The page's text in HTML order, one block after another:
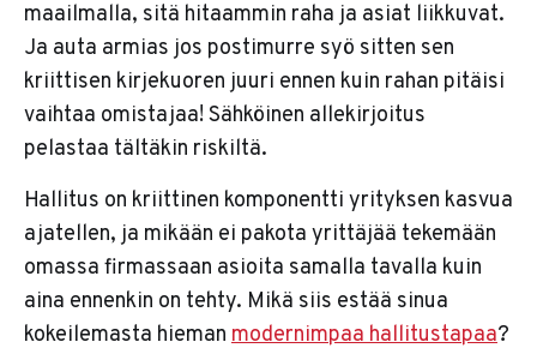
maailmalla, sitä hitaammin raha ja asiat liikkuvat.
Ja auta armias jos postimurre syö sitten sen
kriittisen kirjekuoren juuri ennen kuin rahan pitäisi
vaihtaa omistajaa! Sähköinen allekirjoitus
pelastaa tältäkin riskiltä.
Hallitus on kriittinen komponentti yrityksen kasvua
ajatellen, ja mikään ei pakota yrittäjää tekemään
omassa firmassaan asioita samalla tavalla kuin
aina ennenkin on tehty. Mikä siis estää sinua
kokeilemasta hieman modernimpaa hallitustapaa?